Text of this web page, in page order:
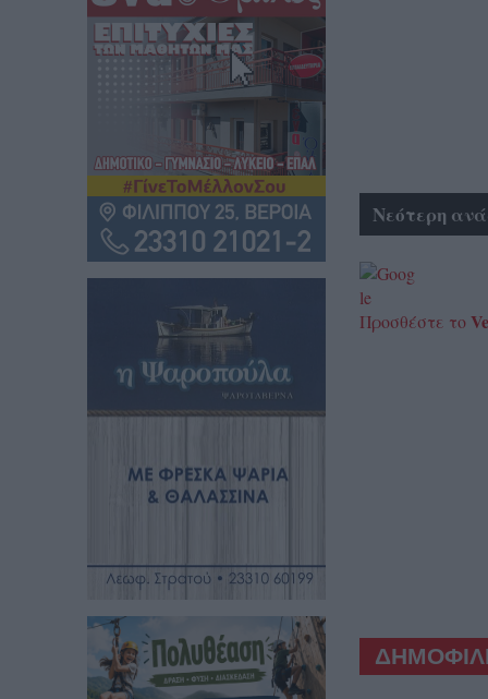
Νεότερη
Προσθέστε το